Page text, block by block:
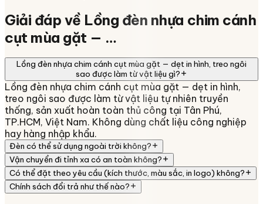
Giải đáp về Lồng đèn nhựa chim cánh
cụt mùa gặt — …
Lồng đèn nhựa chim cánh cụt mùa gặt — dẹt in hình, treo ngôi
sao được làm từ vật liệu gì?
Lồng đèn nhựa chim cánh cụt mùa gặt — dẹt in hình,
treo ngôi sao được làm từ vật liệu tự nhiên truyền
thống, sản xuất hoàn toàn thủ công tại Tân Phú,
TP.HCM, Việt Nam. Không dùng chất liệu công nghiệp
hay hàng nhập khẩu.
Đèn có thể sử dụng ngoài trời không?
Vận chuyển đi tỉnh xa có an toàn không?
Có thể đặt theo yêu cầu (kích thước, màu sắc, in logo) không?
Chính sách đổi trả như thế nào?